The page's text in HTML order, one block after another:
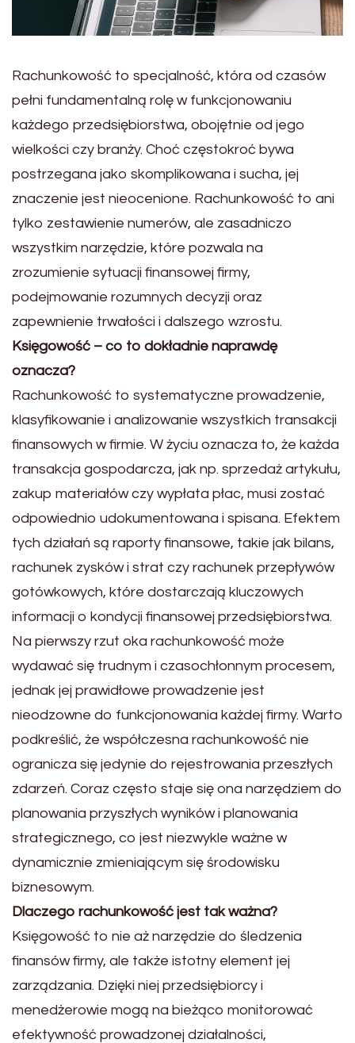
Rachunkowość to specjalność, która od czasów
pełni fundamentalną rolę w funkcjonowaniu
każdego przedsiębiorstwa, obojętnie od jego
wielkości czy branży. Choć częstokroć bywa
postrzegana jako skomplikowana i sucha, jej
znaczenie jest nieocenione. Rachunkowość to ani
tylko zestawienie numerów, ale zasadniczo
wszystkim narzędzie, które pozwala na
zrozumienie sytuacji finansowej firmy,
podejmowanie rozumnych decyzji oraz
zapewnienie trwałości i dalszego wzrostu.
Księgowość – co to dokładnie naprawdę
oznacza?
Rachunkowość to systematyczne prowadzenie,
klasyfikowanie i analizowanie wszystkich transakcji
finansowych w firmie. W życiu oznacza to, że każda
transakcja gospodarcza, jak np. sprzedaż artykułu,
zakup materiałów czy wypłata płac, musi zostać
odpowiednio udokumentowana i spisana. Efektem
tych działań są raporty finansowe, takie jak bilans,
rachunek zysków i strat czy rachunek przepływów
gotówkowych, które dostarczają kluczowych
informacji o kondycji finansowej przedsiębiorstwa.
Na pierwszy rzut oka rachunkowość może
wydawać się trudnym i czasochłonnym procesem,
jednak jej prawidłowe prowadzenie jest
nieodzowne do funkcjonowania każdej firmy. Warto
podkreślić, że współczesna rachunkowość nie
ogranicza się jedynie do rejestrowania przeszłych
zdarzeń. Coraz często staje się ona narzędziem do
planowania przyszłych wyników i planowania
strategicznego, co jest niezwykle ważne w
dynamicznie zmieniającym się środowisku
biznesowym.
Dlaczego rachunkowość jest tak ważna?
Księgowość to nie aż narzędzie do śledzenia
finansów firmy, ale także istotny element jej
zarządzania. Dzięki niej przedsiębiorcy i
menedżerowie mogą na bieżąco monitorować
efektywność prowadzonej działalności,